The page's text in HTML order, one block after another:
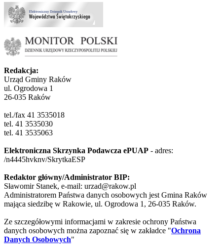
Redakcja:
Urząd Gminy Raków
ul. Ogrodowa 1
26-035 Raków
tel./fax 41 3535018
tel. 41 3535030
tel. 41 3535063
Elektroniczna Skrzynka Podawcza ePUAP - adres:
/n4445hvknv/SkrytkaESP
Redaktor główny/Administrator BIP:
Sławomir Stanek, e-mail: urzad@rakow.pl
Administratorem Państwa danych osobowych jest Gmina Raków
mająca siedzibę w Rakowie, ul. Ogrodowa 1, 26-035 Raków.
Ze szczegółowymi informacjami w zakresie ochrony Państwa
danych osobowych można zapoznać się w zakładce "Ochrona
Danych Osobowych"